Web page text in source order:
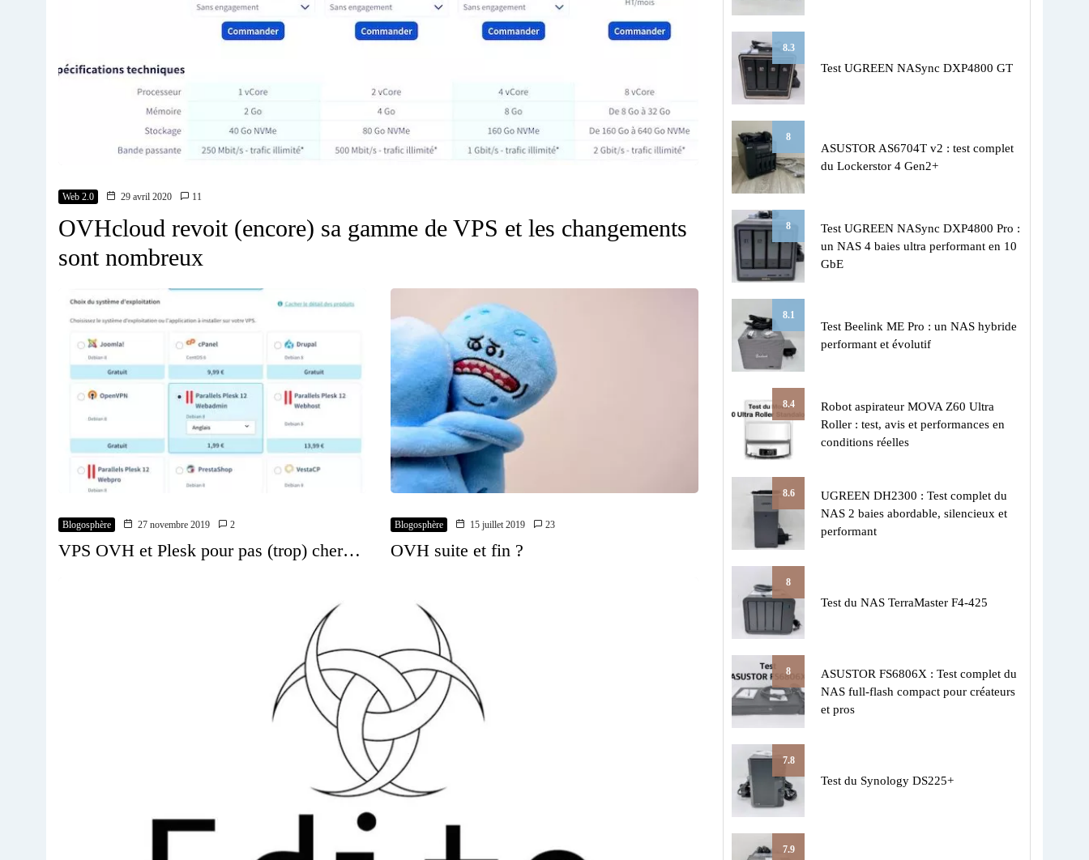
Web 2.0 29 avril 2020 11
OVHcloud revoit (encore) sa gamme de VPS et les changements
sont nombreux
Blogosphère 27 novembre 2019 2
VPS OVH et Plesk pour pas (trop) cher…
Blogosphère 15 juillet 2019 23
OVH suite et fin ?
8.3
Test UGREEN NASync DXP4800 GT
8
ASUSTOR AS6704T v2 : test complet
du Lockerstor 4 Gen2+
8
Test UGREEN NASync DXP4800 Pro :
un NAS 4 baies ultra performant en 10
GbE
8.1
Test Beelink ME Pro : un NAS hybride
performant et évolutif
8.4
Robot aspirateur MOVA Z60 Ultra
Roller : test, avis et performances en
conditions réelles
8.6
UGREEN DH2300 : Test complet du
NAS 2 baies abordable, silencieux et
performant
8
Test du NAS TerraMaster F4-425
8
ASUSTOR FS6806X : Test complet du
NAS full-flash compact pour créateurs
et pros
7.8
Test du Synology DS225+
7.9